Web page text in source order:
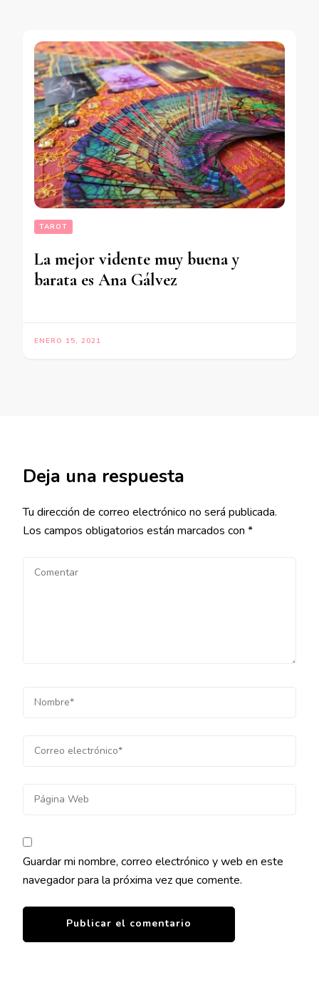
TAROT
La mejor vidente muy buena y
barata es Ana Gálvez
ENERO 15, 2021
Deja una respuesta
Tu dirección de correo electrónico no será publicada.
Los campos obligatorios están marcados con *
Guardar mi nombre, correo electrónico y web en este
navegador para la próxima vez que comente.